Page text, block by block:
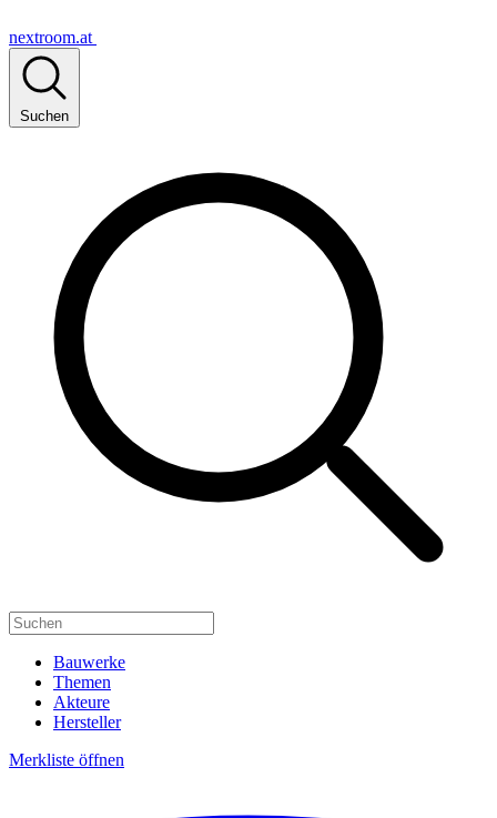
nextroom.at
Suchen
Bauwerke
Themen
Akteure
Hersteller
Merkliste öffnen